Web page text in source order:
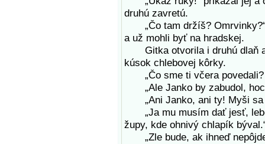
druhú zavretú.
„Čo tam držíš?
a už mohli byť na hradskej.
Gitka otvorila i druhú dlaň a
kúsok chlebovej kôrky.
„Čo sme ti včera povedali?
„Ale Janko by zabudol, hoc
„Ani Janko, ani ty! Myši sa
„Ja mu musím dať jesť,
župy, kde ohnivý chlapík
„Zle bude, ak ihneď